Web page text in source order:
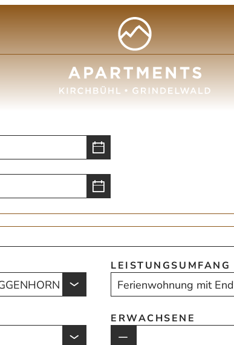
LEISTUNGSUMFANG
ERWACHSENE